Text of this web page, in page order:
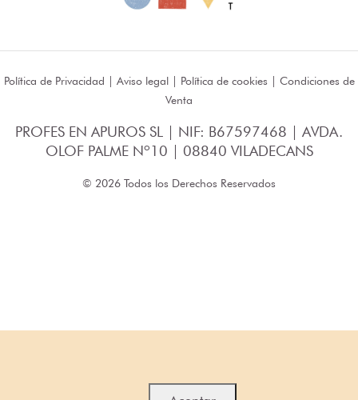
Política de Privacidad | Aviso legal| Política de cookies | Condiciones de
Venta
PROFES EN APUROS SL | NIF: B67597468 | AVDA.
OLOF PALME Nº10 | 08840 VILADECANS
© 2026 Todos los Derechos Reservados